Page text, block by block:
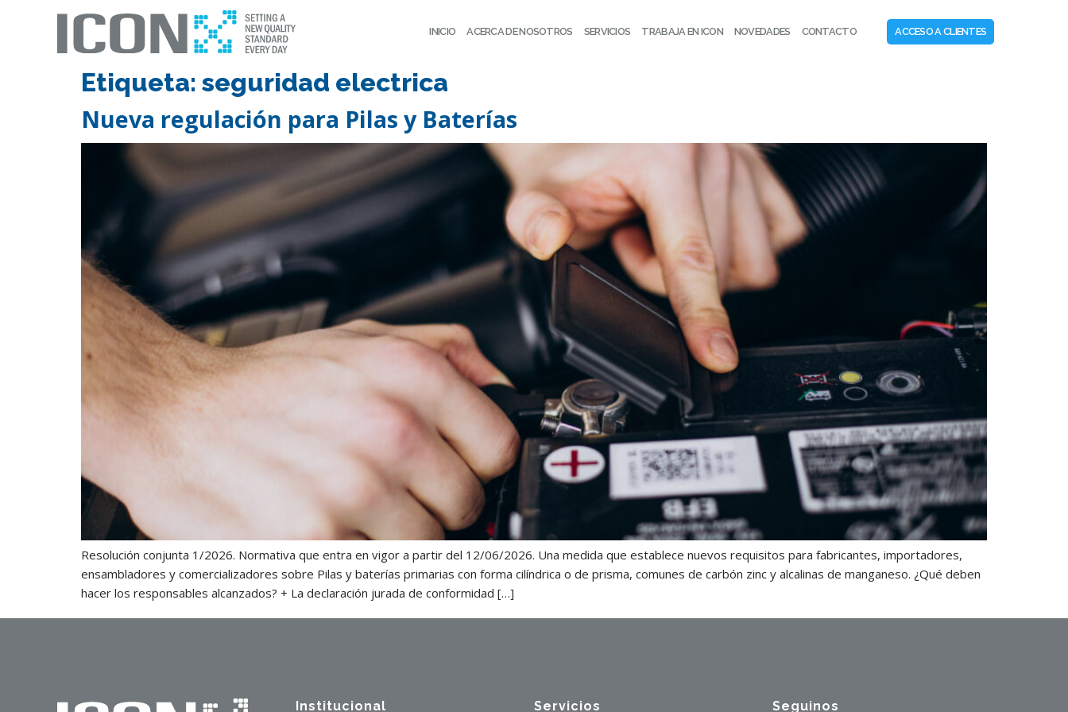
INICIO ACERCA DE NOSOTROS SERVICIOS TRABAJA EN ICON NOVEDADES CONTACTO ACCESO A CLIENTES
Etiqueta: seguridad electrica
Nueva regulación para Pilas y Baterías
Resolución conjunta 1/2026. Normativa que entra en vigor a partir del 12/06/2026. Una medida que establece nuevos requisitos para fabricantes, importadores,
ensambladores y comercializadores sobre Pilas y baterías primarias con forma cilíndrica o de prisma, comunes de carbón zinc y alcalinas de manganeso. ¿Qué deben
hacer los responsables alcanzados? + La declaración jurada de conformidad […]
Institucional Servicios Seguinos